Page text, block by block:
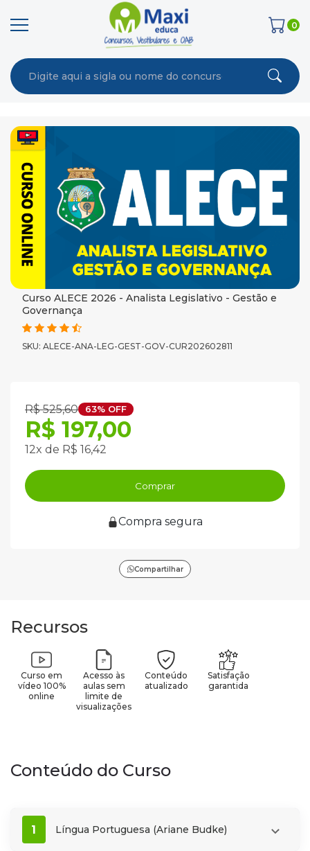
0
Curso ALECE 2026 - Analista Legislativo - Gestão e
Governança
SKU: ALECE-ANA-LEG-GEST-GOV-CUR202602811
R$ 525,60 63% OFF
R$ 197,00
12x de R$ 16,42
Comprar
Compra segura
Compartilhar
Recursos
Curso em
vídeo 100%
online
Acesso às
aulas sem
limite de
visualizações
Conteúdo
atualizado
Satisfação
garantida
Conteúdo do Curso
1 Língua Portuguesa (Ariane Budke)